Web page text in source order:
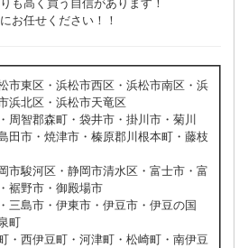
も高く買う自信があります！
お任せください！！
市東区・浜松市西区・浜松市南区・浜
浜北区・浜松市天竜区
周智郡森町・袋井市・掛川市・菊川
田市・焼津市・榛原郡川根本町・藤枝
市駿河区・静岡市清水区・富士市・富
裾野市・御殿場市
三島市・伊東市・伊豆市・伊豆の国
町
・西伊豆町・河津町・松崎町・南伊豆